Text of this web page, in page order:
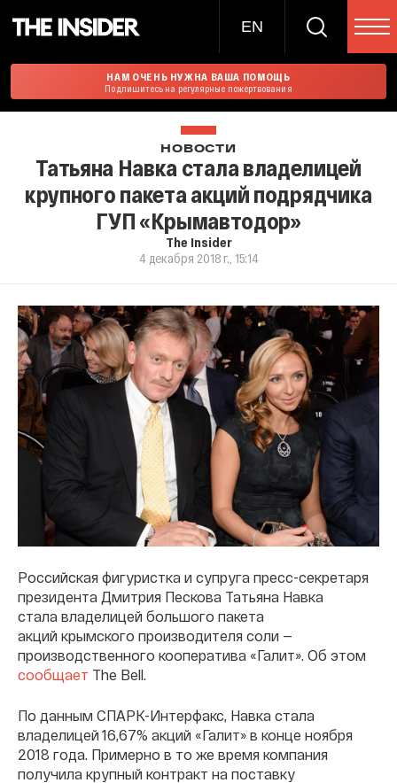
EN
НАМ ОЧЕНЬ НУЖНА ВАША ПОМОЩЬ
Подпишитесь на регулярные пожертвования
НОВОСТИ
Татьяна Навка стала владелицей
крупного пакета акций подрядчика
ГУП «Крымавтодор»
The Insider
4 декабря 2018 г., 15:14
Российская фигуристка и супруга пресс-секретаря
президента Дмитрия Пескова Татьяна Навка
стала владелицей большого пакета
акций крымского производителя соли —
производственного кооператива «Галит». Об этом
сообщает The Bell.
По данным СПАРК-Интерфакс, Навка стала
владелицей 16,67% акций «Галит» в конце ноября
2018 года. Примерно в то же время компания
получила крупный контракт на поставку